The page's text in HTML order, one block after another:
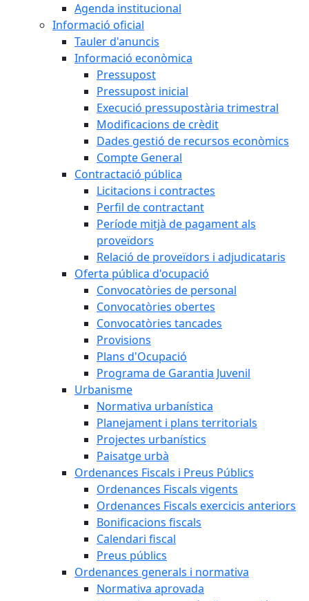
Agenda institucional
Informació oficial
Tauler d'anuncis
Informació econòmica
Pressupost
Pressupost inicial
Execució pressupostària trimestral
Modificacions de crèdit
Dades gestió de recursos econòmics
Compte General
Contractació pública
Licitacions i contractes
Perfil de contractant
Període mitjà de pagament als
proveïdors
Relació de proveïdors i adjudicataris
Oferta pública d'ocupació
Convocatòries de personal
Convocatòries obertes
Convocatòries tancades
Provisions
Plans d'Ocupació
Programa de Garantia Juvenil
Urbanisme
Normativa urbanística
Planejament i plans territorials
Projectes urbanístics
Paisatge urbà
Ordenances Fiscals i Preus Públics
Ordenances Fiscals vigents
Ordenances Fiscals exercicis anteriors
Bonificacions fiscals
Calendari fiscal
Preus públics
Ordenances generals i normativa
Normativa aprovada